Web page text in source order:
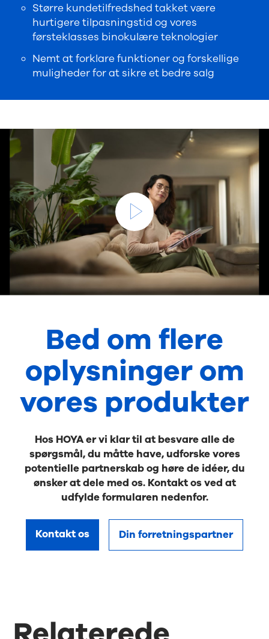
Større kundetilfredshed takket være
hurtigere tilpasningstid og vores
førsteklasses binokulære teknologier
Nemt at forklare funktioner og forskellige
muligheder for at sikre et bedre salg
Bed om flere
oplysninger om
vores produkter
Hos HOYA er vi klar til at besvare alle de
spørgsmål, du måtte have, udforske vores
potentielle partnerskab og høre de idéer, du
ønsker at dele med os. Kontakt os ved at
udfylde formularen nedenfor.
Kontakt os Din forretningspartner